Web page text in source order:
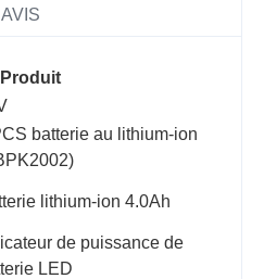
AVIS
batterie au lithium-ion
lithium-ion 4.0Ah
de puissance de
LED